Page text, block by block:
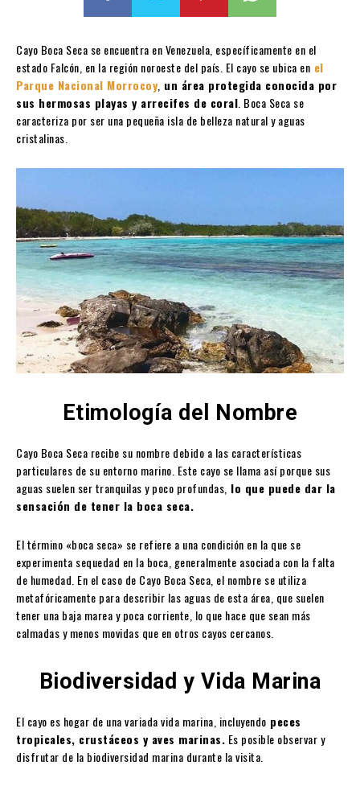
Cayo Boca Seca se encuentra en Venezuela, específicamente en el
estado Falcón, en la región noroeste del país. El cayo se ubica en el
Parque Nacional Morrocoy, un área protegida conocida por
sus hermosas playas y arrecifes de coral. Boca Seca se
caracteriza por ser una pequeña isla de belleza natural y aguas
cristalinas.
Etimología del Nombre
Cayo Boca Seca recibe su nombre debido a las características
particulares de su entorno marino. Este cayo se llama así porque sus
aguas suelen ser tranquilas y poco profundas, lo que puede dar la
sensación de tener la boca seca.
El término «boca seca» se refiere a una condición en la que se
experimenta sequedad en la boca, generalmente asociada con la falta
de humedad. En el caso de Cayo Boca Seca, el nombre se utiliza
metafóricamente para describir las aguas de esta área, que suelen
tener una baja marea y poca corriente, lo que hace que sean más
calmadas y menos movidas que en otros cayos cercanos.
Biodiversidad y Vida Marina
El cayo es hogar de una variada vida marina, incluyendo peces
tropicales, crustáceos y aves marinas. Es posible observar y
disfrutar de la biodiversidad marina durante la visita.